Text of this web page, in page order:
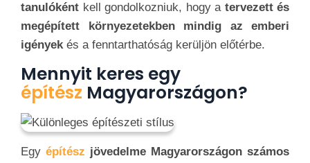
tanulóként kell gondolkozniuk, hogy atervezett és
megépített környezetekben mindig az emberi
igényekés a fenntarthatóság kerüljön előtérbe.
Mennyit keres egy
építész Magyarországon?
Egy építész jövedelme Magyarországon számos